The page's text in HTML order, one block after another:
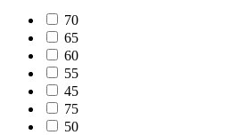
70
65
60
55
45
75
50